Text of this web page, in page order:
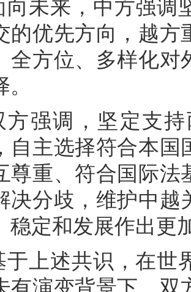
向未来，中方强调
的优先方向，越方
全方位、多样化对
方强调，坚定支
自主选择符合本国
尊重、符合国际法
决分歧，维护中越
稳定和发展作出更
于上述共识，在世
有演变背景下，